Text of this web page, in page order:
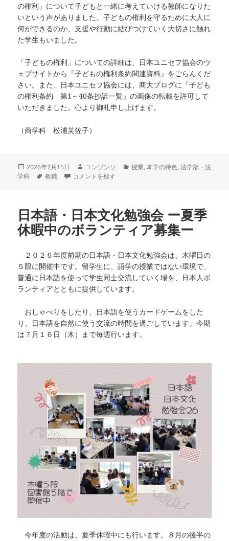
の権利」について子どもと一緒に考えていける教師になりた
いという声がありました。子どもの権利を守るために大人に
何ができるのか、支援や行動に結びつけていく大切さに触れ
た学生もいました。
「子どもの権利」についての詳細は、日本ユニセフ協会のウ
ェブサイトから『子どもの権利条約関連資料』をごらんくだ
さい。また、日本ユニセフ協会には、商大ブログに「子ども
の権利条約 第1～40条抄訳一覧」の画像の転載を許可して
いただきました。心より御礼申し上げます。
（商学科 松浦芙佐子）
投
稿
2026年7月15日
作
成
ユンゾンソ
カ
授業,本学の特色,法学部・法
学科
タ
教職 「子どもの権利」について学ぶ ユニセフ出前授業 に
コメントを残す
日本語・日本文化勉強会 ー夏季
休暇中のボランティア募集ー
２０２６年度前期の日本語・日本文化勉強会は、木曜日の
５限に開催中です。留学生に、語学の授業ではない環境で、
普通に日本語を使って学生同士交流していく場を、日本人ボ
ランティアとともに提供しています。
おしゃべりをしたり、日本語を使うカードゲームをした
り、日本語を自然に使う交流の時間を過ごしています。今期
は７月１６日（木）まで毎週行います。
今年度の活動は、夏季休暇中にも行います。８月の後半の